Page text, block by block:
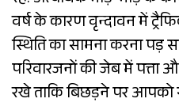
वर्ष के कारण वृन्दावन में
स्थिति का सामना करना पड़
परिवारजनों की जेब में पत्ता
रखे ताकि बिछड़ने पर आपको